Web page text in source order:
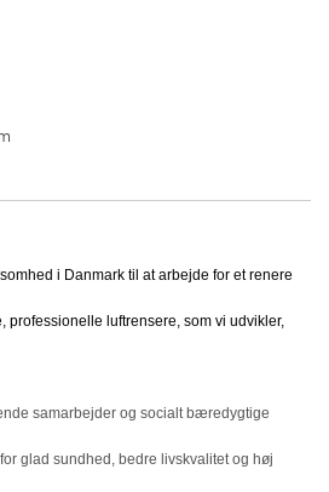
i Danmark til at arbejde for et renere
luftrensere, som vi udvikler,
samarbejder og socialt bæredygtige
glad sundhed, bedre livskvalitet og høj